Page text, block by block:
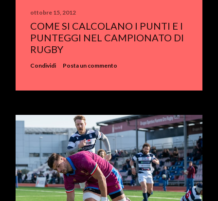
ottobre 15, 2012
COME SI CALCOLANO I PUNTI E I
PUNTEGGI NEL CAMPIONATO DI
RUGBY
Condividi Posta un commento